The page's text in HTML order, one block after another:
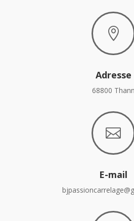

Adresse
68800 Thann

E-mail